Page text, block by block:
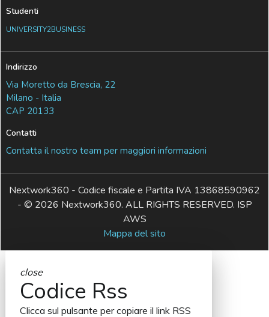
Studenti
UNIVERSITY2BUSINESS
Indirizzo
Via Moretto da Brescia, 22
Milano - Italia
CAP 20133
Contatti
Contatta il nostro team per maggiori informazioni
Nextwork360 - Codice fiscale e Partita IVA 13868590962
- © 2026 Nextwork360. ALL RIGHTS RESERVED. ISP
AWS
Mappa del sito
close
Codice Rss
Clicca sul pulsante per copiare il link RSS